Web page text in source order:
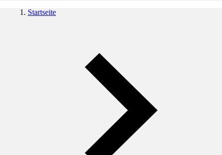
Startseite